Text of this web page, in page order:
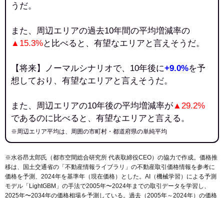
うだ。
また、周辺エリアの過去10年間の平均増減率の
▲15.3%と比べると、有望なエリアと言えそうだ。
【将来】ノーマルシナリオで、10年後に+9.0%を予
想しており、有望なエリアと言えそうだ。
また、周辺エリアの10年後の平均増減率が▲29.2%
であるのに比べると、有望なエリアと言える。
※周辺エリア平均は、周囲の市町村・都道府県の単純平均
※水谷昂太郎氏（都市空間総合研究所 代表取締役CEO）の協力で作成。価格推
移は、国土交通省の「 不動産情報ライブラリ 」の不動産取引価格情報を参考に
価格を予測、2024年を基準年（現在価格）とした。AI（機械学習）による予測
モデル「LightGBM」の手法で2005年〜2024年までの取引データを学習し、
2025年〜2034年の価格相場を予測している。過去（2005年～2024年）の価格